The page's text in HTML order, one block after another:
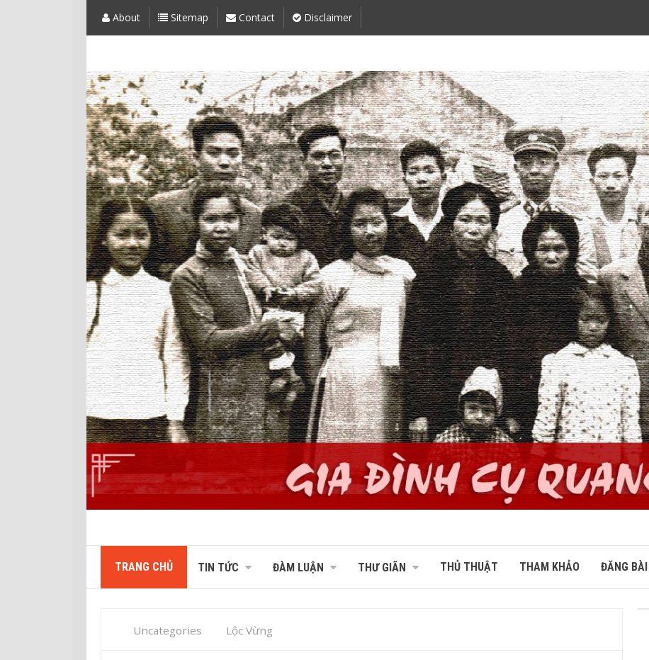
About Sitemap Contact Disclaimer
TRANG CHỦ TIN TỨC ĐÀM LUẬN THƯ GIÃN THỦ THUẬT THAM KHẢO ĐĂNG
Uncategories Lộc Vừng